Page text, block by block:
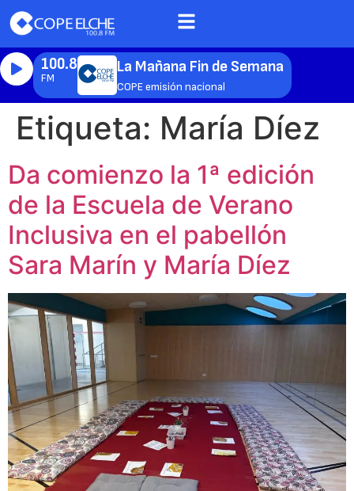
100.8
FM
La Mañana Fin de Semana
COPE emisión nacional
Etiqueta: María Díez
Da comienzo la 1ª edición
de la Escuela de Verano
Inclusiva en el pabellón
Sara Marín y María Díez